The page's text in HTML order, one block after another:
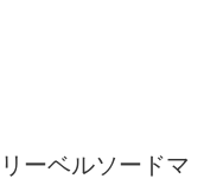
ーベルソードマ